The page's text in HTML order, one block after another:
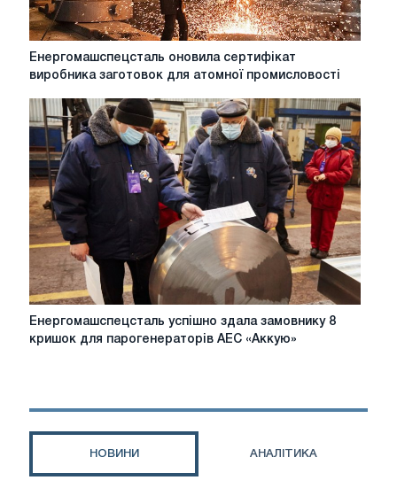
Енергомашспецсталь
оновила
виробника
заготовок
для
атомної
промисловості
Енергомашспецсталь оновила сертифікат
виробника заготовок для атомної промисловості
Енергомашспецсталь
успішно
кришок
«Аккую»
Енергомашспецсталь успішно здала замовнику 8
кришок для парогенераторів АЕС «Аккую»
НОВИНИ АНАЛІТИКА